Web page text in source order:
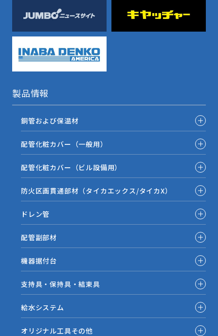
製品情報
銅管および保温材
配管化粧カバー（一般用）
配管化粧カバー（ビル設備用）
防火区画貫通部材（タイカエックス/タイカX）
ドレン管
配管副部材
機器据付台
支持具・保持具・結束具
給水システム
オリジナル工具その他